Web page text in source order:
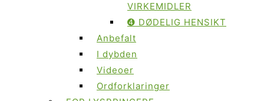
VIRKEMIDLER
➍ DØDELIG HENSIKT
Anbefalt
I dybden
Videoer
Ordforklaringer